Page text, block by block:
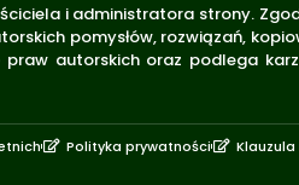
i administratora strony.
pomysłów, rozwiązań,
autorskich oraz podlega
Polityka prywatności